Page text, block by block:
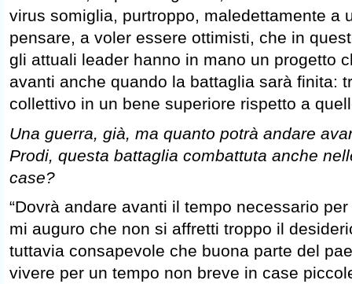
virus somiglia, purtroppo, maledettamente a
pensare, a voler essere ottimisti, che in
gli attuali leader hanno in mano un progetto
avanti anche quando la battaglia sarà finita:
collettivo in un bene superiore rispetto a
Una guerra, già, ma quanto potrà andare
Prodi, questa battaglia combattuta anche
case?
“Dovrà andare avanti il tempo necessario
mi auguro che non si affretti troppo il
tuttavia consapevole che buona parte del
vivere per un tempo non breve in case